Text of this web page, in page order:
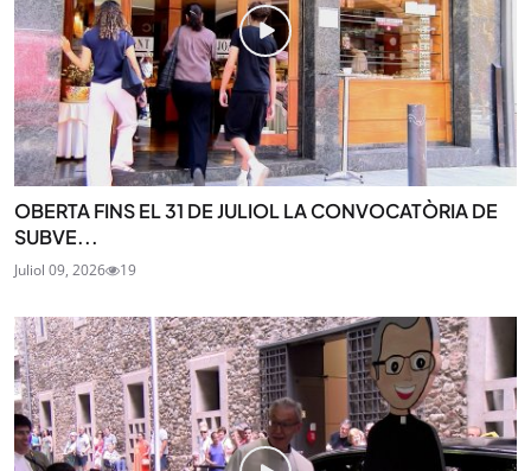
OBERTA FINS EL 31 DE JULIOL LA CONVOCATÒRIA DE
SUBVE...
Juliol 09, 2026 19